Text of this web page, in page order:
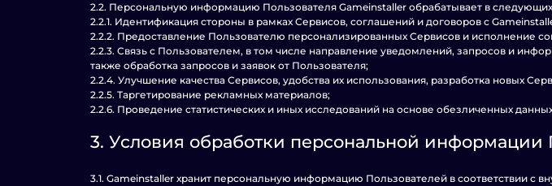
2.2. Персональную информацию Пользователя Gameinstaller обрабатывает в
2.2.1. Идентификация стороны в рамках Сервисов, соглашений и договоров с
2.2.2. Предоставление Пользователю персонализированных Сервисов и исполнение
2.2.3. Связь с Пользователем, в том числе направление уведомлений, запросов и
также обработка запросов и заявок от Пользователя;
2.2.4. Улучшение качества Сервисов, удобства их использования, разработка новых
2.2.5. Таргетирование рекламных материалов;
2.2.6. Проведение статистических и иных исследований на основе обезличенных
3. Условия обработки персональной
3.1. Gameinstaller хранит персональную информацию Пользователей в соответствии с